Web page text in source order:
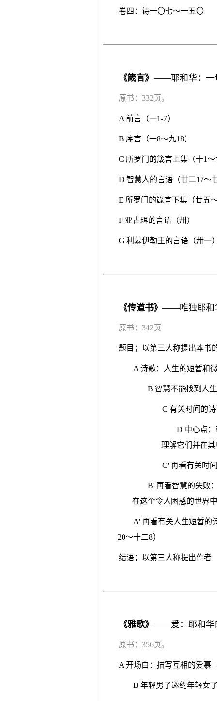
卷四：诗一〇七～一五〇
《箴言》——耶和华：一
原书：332页。
A 前言（一1-7）
B 序言（一8～九18）
C 所罗门的箴言上集（十1～
D 智慧人的言语（廿二17～
E 所罗门的箴言下集（廿五
F 亚古珥的言语（卅）
G 利慕伊勒王的言语（卅一
《传道书》——唯独耶和
原书：342页
题目；以第三人称提出本书
A 诗歌：人生的短暂和
B 智慧不能找到人
C 有关时间的
D 中心点
理解它们并在
C' 再看有关时
B' 再看智慧的失败
在这个令人困惑的世界
A' 再看有关人生短暂的
20～十二8）
结语；以第三人称提出作者
《雅歌》——爱：耶和华
原书：356页。
A 开场白：描写互相的爱慕
B 年轻男子邀约年轻女